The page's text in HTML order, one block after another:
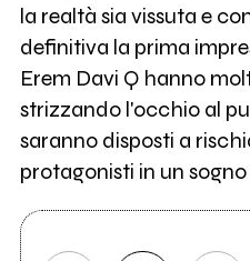
la realtà sia vissuta e
definitiva la prima
Erem Davi Q hanno
strizzando l'occhio al
saranno disposti a
protagonisti in un